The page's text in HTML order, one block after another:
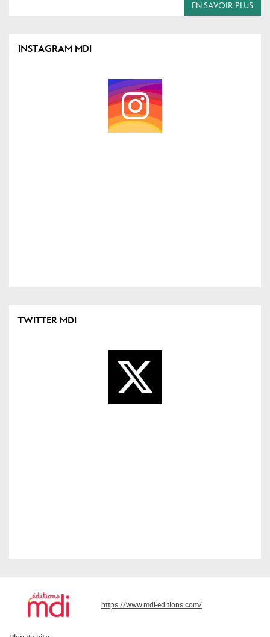
EN SAVOIR PLUS
INSTAGRAM MDI
TWITTER MDI
https://www.mdi-editions.com/